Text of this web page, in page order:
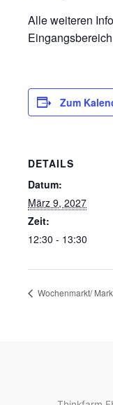
Alle weiteren
Zum
DETAILS
Datum:
März 9, 2027
Zeit:
12:30 - 13:30
Wochenmarkt/